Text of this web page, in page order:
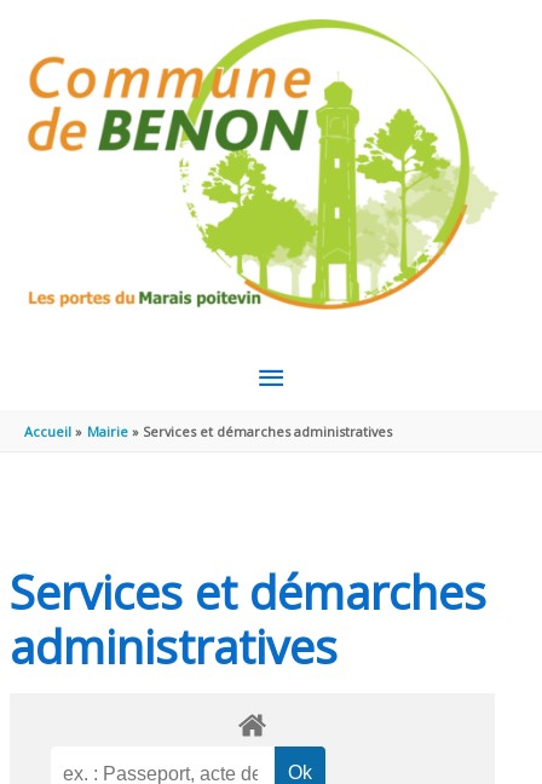
MENU
PRINCIPAL
Accueil Mairie Services et démarches administratives
Services et démarches
administratives